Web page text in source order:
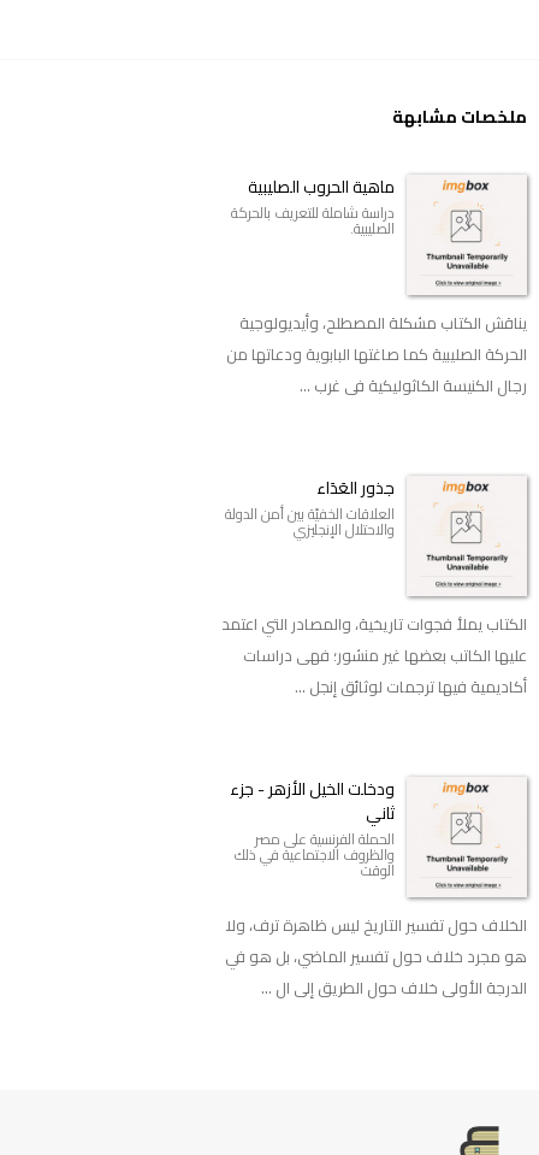
ملخصات مشابهة
ماهية الحروب الصليبية
دراسة شاملة للتعريف بالحركة
الصليبية.
يناقش الكتاب مشكلة المصطلح، وأيديولوجية
الحركة الصليبية كما صاغتها البابوية ودعاتها من
رجال الكنيسة الكاثوليكية فى غرب ...
جذور العَدَاء
العلاقات الخفيّة بين أمن الدولة
والاحتلال الإنجليزي
الكتاب يملأ فجوات تاريخية، والمصادر التي اعتمد
عليها الكاتب بعضها غير منشور؛ فهى دراسات
أكاديمية فيها ترجمات لوثائق إنجل ...
ودخلت الخيل الأزهر - جزء
ثاني
الحملة الفرنسية على مصر
والظروف الاجتماعية في ذلك
الوقت
الخلاف حول تفسير التاريخ ليس ظاهرة ترف، ولا
هو مجرد خلاف حول تفسير الماضي، بل هو في
الدرجة الأولى خلاف حول الطريق إلى ال ...